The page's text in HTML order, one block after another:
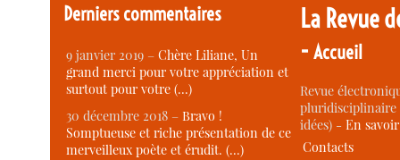
Derniers commentaires
9 janvier 2019 –Chère Liliane, Un
grand merci pour votre appréciation et
surtout pour votre (…)
30 décembre 2018 –Bravo !
Somptueuse et riche présentation de ce
merveilleux poète et érudit. (…)
La Revue
-Accueil
Revue
idées) -En
Contacts